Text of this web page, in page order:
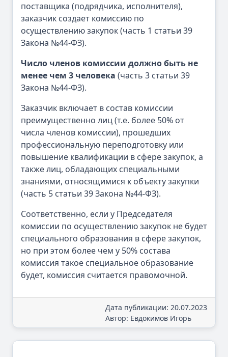
поставщика (подрядчика, исполнителя),
заказчик создает комиссию по
осуществлению закупок (часть 1 статьи 39
Закона №44-ФЗ).
Число членов комиссии должно быть не
менее чем 3 человека (часть 3 статьи 39
Закона №44-ФЗ).
Заказчик включает в состав комиссии
преимущественно лиц (т.е. более 50% от
числа членов комиссии), прошедших
профессиональную переподготовку или
повышение квалификации в сфере закупок, а
также лиц, обладающих специальными
знаниями, относящимися к объекту закупки
(часть 5 статьи 39 Закона №44-ФЗ).
Соответственно, если у Председателя
комиссии по осуществлению закупок не будет
специального образования в сфере закупок,
но при этом более чем у 50% состава
комиссия такое специальное образование
будет, комиссия считается правомочной.
Дата публикации: 20.07.2023
Автор: Евдокимов Игорь